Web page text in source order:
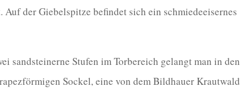
der Giebelspitze befindet sich ein schmiedeeisernes
sandsteinerne Stufen im Torbereich gelangt man in den
Sockel, eine von dem Bildhauer Krautwald